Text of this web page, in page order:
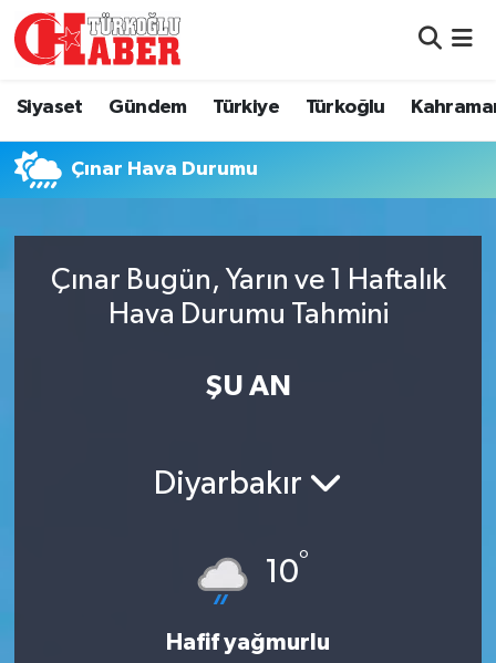
Siyaset Gündem Türkiye Türkoğlu
Çınar Hava Durumu
Çınar Bugün, Yarın ve 1 Haftalık
Hava Durumu Tahmini
ŞU AN
Diyarbakır
10°
Hafif yağmurlu
Gündem
Türkiye
Kahramanmaraş
Hava Durumu
Namaz Vakitleri
Süper Lig Puan Durumu ve Fikstür
Haber Arşivi